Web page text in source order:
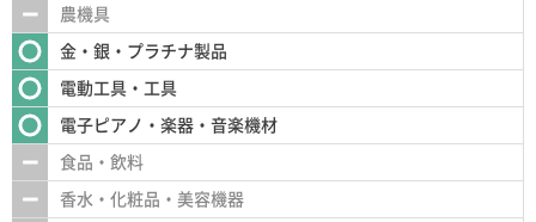
農機具
金・銀・プラチナ製品
電動工具・工具
電子ピアノ・楽器・音楽機材
食品・飲料
香水・化粧品・美容機器